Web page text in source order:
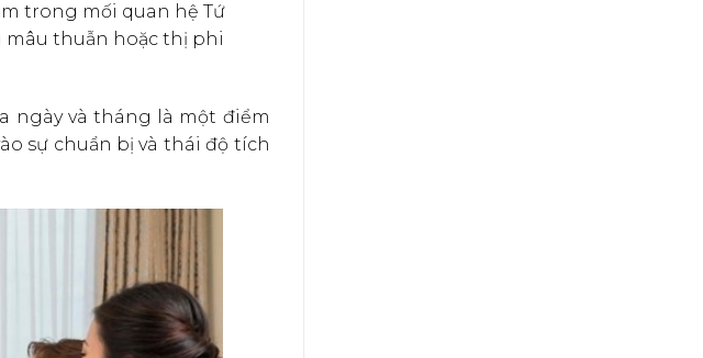
trong mối quan hệ Tứ
mâu thuẫn hoặc thị phi
ngày và tháng là một điểm
sự chuẩn bị và thái độ tích